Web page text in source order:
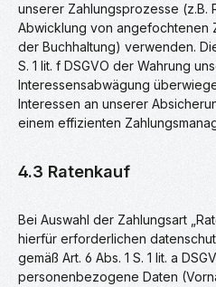
unserer Zahlungsprozesse (z.B.
Abwicklung von angefochtenen
der Buchhaltung) verwenden.
S. 1 lit. f DSGVO der Wahrung
Interessensabwägung
Interessen an unserer
einem effizienten
4.3 Ratenkauf
Bei Auswahl der Zahlungsart
hierfür erforderlichen
gemäß Art. 6 Abs. 1 S. 1 lit. a
personenbezogene Daten